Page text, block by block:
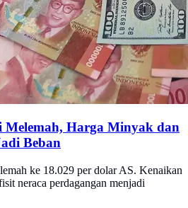
Melemah, Harga Minyak dan
Beban
ke 18.029 per dolar AS. Kenaikan
neraca perdagangan menjadi